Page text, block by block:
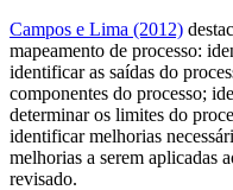
Campos e Lima (2012)
mapeamento de processo:
identificar as saídas do
componentes do processo;
determinar os limites do
identificar melhorias
melhorias a serem aplicadas
revisado.